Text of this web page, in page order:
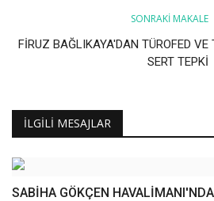
SONRAKI MAKALE
FİRUZ BAĞLIKAYA'DAN TÜROFED
SERT TEPKİ
İLGILI MESAJLAR
SABİHA GÖKÇEN